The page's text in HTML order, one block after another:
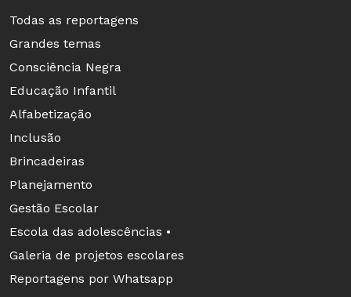
Todas as reportagens
Grandes temas
Consciência Negra
Educação Infantil
Alfabetização
Inclusão
Brincadeiras
Planejamento
Gestão Escolar
Escola das adolescências •
Galeria de projetos escolares
Reportagens por Whatsapp